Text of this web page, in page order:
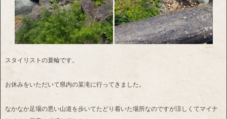
スタイリストの蓑輪です。
お休みをいただいて県内の某滝に行ってきました。
なかなか足場の悪い山道を歩いてたどり着いた場所なのですが涼しくてマイナ